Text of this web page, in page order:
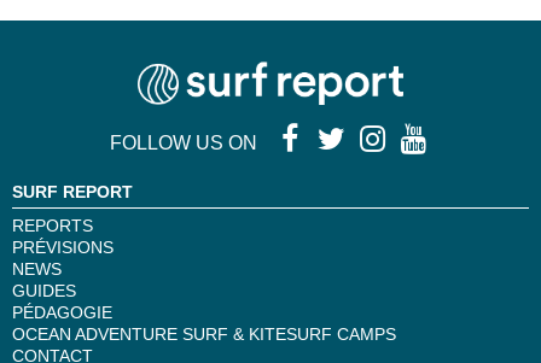
FOLLOW US ON
SURF REPORT
REPORTS
PRÉVISIONS
NEWS
GUIDES
PÉDAGOGIE
OCEAN ADVENTURE SURF & KITESURF CAMPS
CONTACT